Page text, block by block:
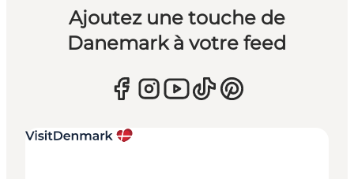
Ajoutez une touche de
Danemark à votre feed